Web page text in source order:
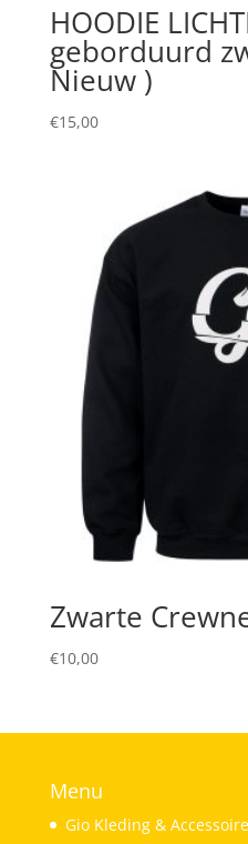
HOODIE
geborduurd
Nieuw )
€15,00
Zwarte
€10,00
Menu
Gio Kleding &